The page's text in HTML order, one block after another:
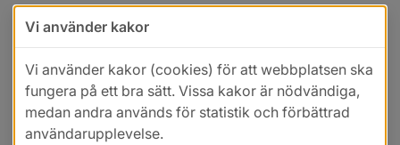
Vi använder kakor
Vi använder kakor (cookies) för att webbplatsen ska
fungera på ett bra sätt. Vissa kakor är nödvändiga,
medan andra används för statistik och förbättrad
användarupplevelse.